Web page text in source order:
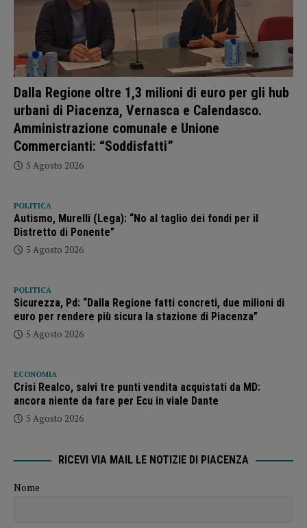
Dalla Regione oltre 1,3 milioni di euro per gli hub
urbani di Piacenza, Vernasca e Calendasco.
Amministrazione comunale e Unione
Commercianti: “Soddisfatti”
5 Agosto 2026
POLITICA
Autismo, Murelli (Lega): “No al taglio dei fondi per il
Distretto di Ponente”
5 Agosto 2026
POLITICA
Sicurezza, Pd: “Dalla Regione fatti concreti, due milioni di
euro per rendere più sicura la stazione di Piacenza”
5 Agosto 2026
ECONOMIA
Crisi Realco, salvi tre punti vendita acquistati da MD:
ancora niente da fare per Ecu in viale Dante
5 Agosto 2026
RICEVI VIA MAIL LE NOTIZIE DI PIACENZA
Nome